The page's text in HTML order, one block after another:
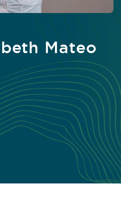
Mateo